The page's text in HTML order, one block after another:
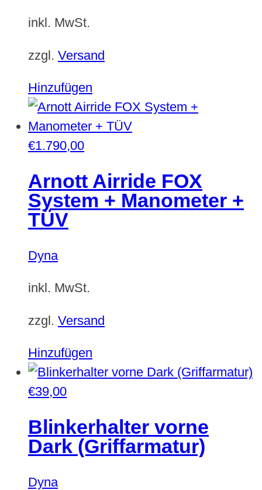
inkl. MwSt.
zzgl. Versand
Hinzufügen
€1.790,00
Arnott Airride FOX
System + Manometer +
TÜV
Dyna
inkl. MwSt.
zzgl. Versand
Hinzufügen
€39,00
Blinkerhalter vorne
Dark (Griffarmatur)
Dyna